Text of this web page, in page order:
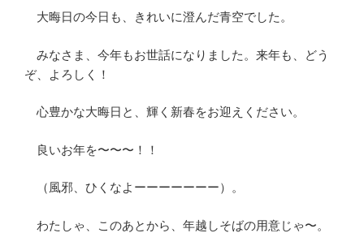
大晦日の今日も、きれいに澄んだ青空でした。
みなさま、今年もお世話になりました。来年も、どう
ぞ、よろしく！
心豊かな大晦日と、輝く新春をお迎えください。
良いお年を〜〜〜！！
（風邪、ひくなよーーーーーーー）。
わたしゃ、このあとから、年越しそばの用意じゃ〜。